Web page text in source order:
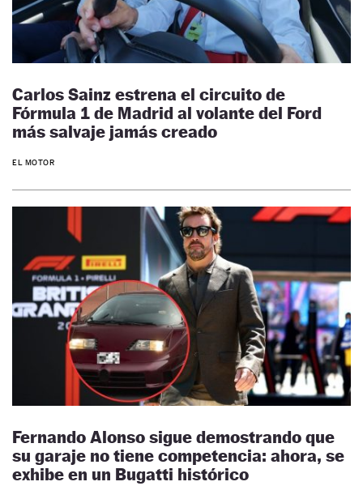
Carlos Sainz estrena el circuito de
Fórmula 1 de Madrid al volante del Ford
más salvaje jamás creado
EL MOTOR
Fernando Alonso sigue demostrando que
su garaje no tiene competencia: ahora, se
exhibe en un Bugatti histórico